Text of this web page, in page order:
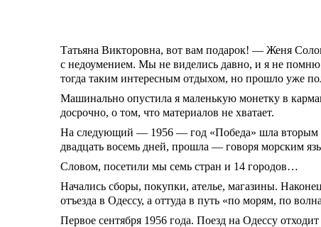
Татьяна Викторовна, вот вам подарок! — Женя
с недоумением. Мы не виделись давно, и я не
тогда таким интересным отдыхом, но прошло уже
Машинально опустила я маленькую монетку в
досрочно, о том, что материалов не хватает.
На следующий — 1956 — год «Победа» шла вторым
двадцать восемь дней, прошла — говоря морским
Словом, посетили мы семь стран и 14 городов…
Начались сборы, покупки, ателье, магазины.
отъезда в Одессу, а оттуда в путь «по морям, по
Первое сентября 1956 года. Поезд на Одессу